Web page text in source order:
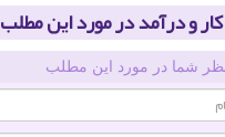
و درآمد در مورد این مطلب
شما در مورد این مطلب